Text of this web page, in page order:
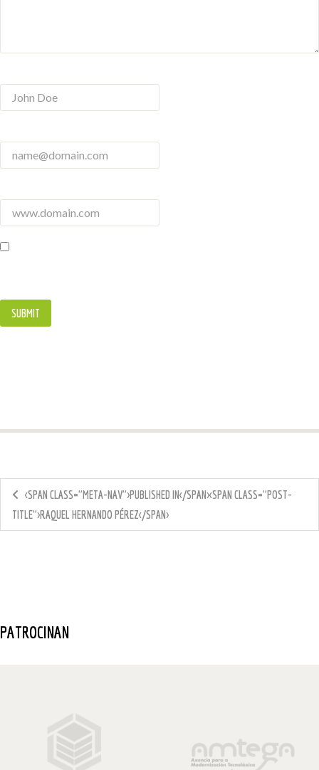
<SPAN CLASS="META-NAV">PUBLISHED IN</SPAN><SPAN CLASS="POST-
TITLE">RAQUEL HERNANDO PÉREZ</SPAN>
PATROCINAN